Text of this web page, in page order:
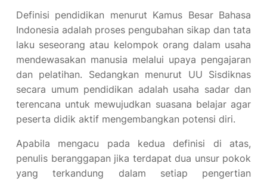
Definisi pendidikan menurut Kamus Besar Bahasa
Indonesia adalah proses pengubahan sikap dan tata
laku seseorang atau kelompok orang dalam usaha
mendewasakan manusia melalui upaya pengajaran
dan pelatihan. Sedangkan menurut UU Sisdiknas
secara umum pendidikan adalah usaha sadar dan
terencana untuk mewujudkan suasana belajar agar
peserta didik aktif mengembangkan potensi diri.
Apabila mengacu pada kedua definisi di atas,
penulis beranggapan jika terdapat dua unsur pokok
yang terkandung dalam setiap pengertian